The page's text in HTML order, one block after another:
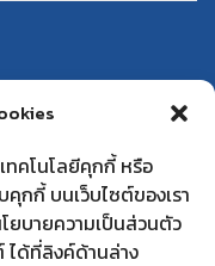
ทคโนโลยีคุกกี้ หรือ
กกี้ บนเว็บไซต์ของเรา
ยบายความเป็นส่วนตัว
ได้ที่ลิงค์ด้านล่าง